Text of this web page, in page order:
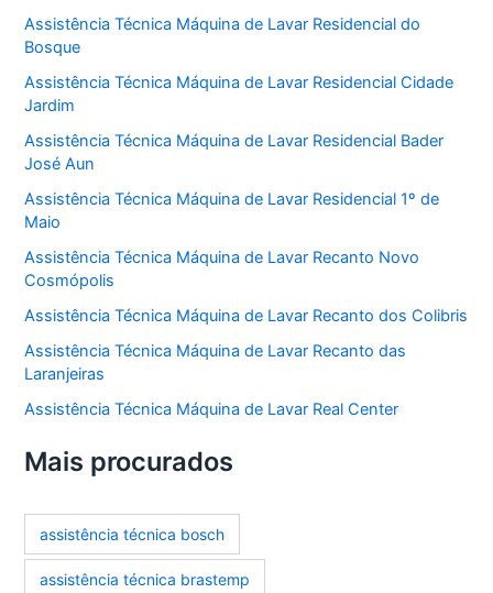
Assistência Técnica Máquina de Lavar Residencial do
Bosque
Assistência Técnica Máquina de Lavar Residencial Cidade
Jardim
Assistência Técnica Máquina de Lavar Residencial Bader
José Aun
Assistência Técnica Máquina de Lavar Residencial 1º de
Maio
Assistência Técnica Máquina de Lavar Recanto Novo
Cosmópolis
Assistência Técnica Máquina de Lavar Recanto dos Colibris
Assistência Técnica Máquina de Lavar Recanto das
Laranjeiras
Assistência Técnica Máquina de Lavar Real Center
Mais procurados
assistência técnica bosch
assistência técnica brastemp